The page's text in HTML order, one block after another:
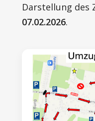
Darstellung des
07.02.2026.